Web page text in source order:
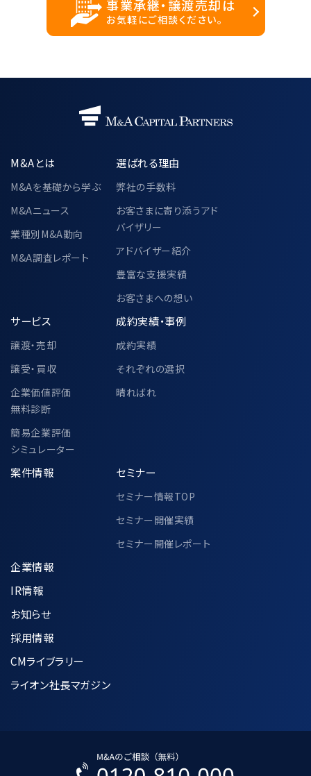
事業承継・譲渡売却は
お気軽にご相談ください。
M&Aとは
M&Aを基礎から学ぶ
M&Aニュース
業種別M&A動向
M&A調査レポート
選ばれる理由
弊社の手数料
お客さまに寄り添うアド
バイザリー
アドバイザー紹介
豊富な支援実績
お客さまへの想い
サービス
譲渡・売却
譲受・買収
企業価値評価
無料診断
簡易企業評価
シミュレーター
成約実績・事例
成約実績
それぞれの選択
晴ればれ
案件情報 セミナー
セミナー情報TOP
セミナー開催実績
セミナー開催レポート
企業情報
IR情報
お知らせ
採用情報
CMライブラリー
ライオン社長マガジン